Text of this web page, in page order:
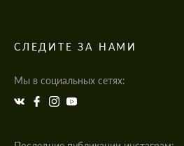
СЛЕДИТЕ ЗА НАМИ
Мы в социальных сетях: